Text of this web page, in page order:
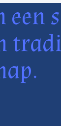
een